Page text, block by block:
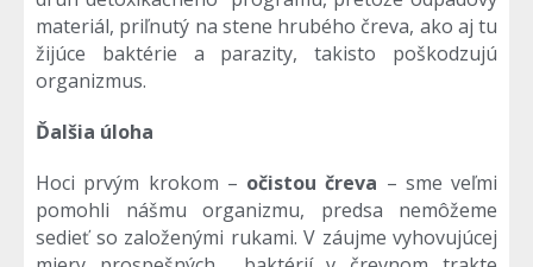
materiál, priľnutý na stene hrubého čreva, ako aj tu
žijúce baktérie a parazity, takisto poškodzujú
organizmus.
Ďalšia úloha
Hoci prvým krokom – očistou čreva – sme veľmi
pomohli nášmu organizmu, predsa nemôžeme
sedieť so založenými rukami. V záujme vyhovujúcej